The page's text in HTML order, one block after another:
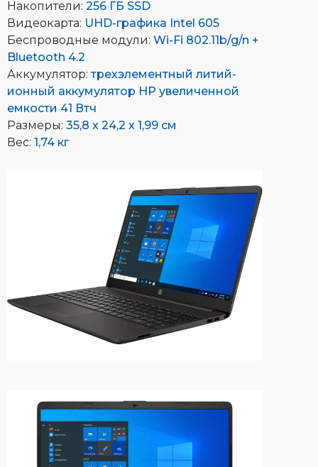
Накопители: 256 ГБ SSD
Видеокарта: UHD-графика Intel 605
Беспроводные модули: Wi-Fi 802.11b/g/n +
Bluetooth 4.2
Аккумулятор:трехэлементный литий-
ионный аккумулятор HP увеличенной
емкости 41 Втч
Размеры: 35,8 x 24,2 x 1,99 см
Вес: 1,74 кг